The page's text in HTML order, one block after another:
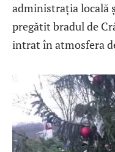
administrația locală
pregătit bradul de
intrat în atmosfera